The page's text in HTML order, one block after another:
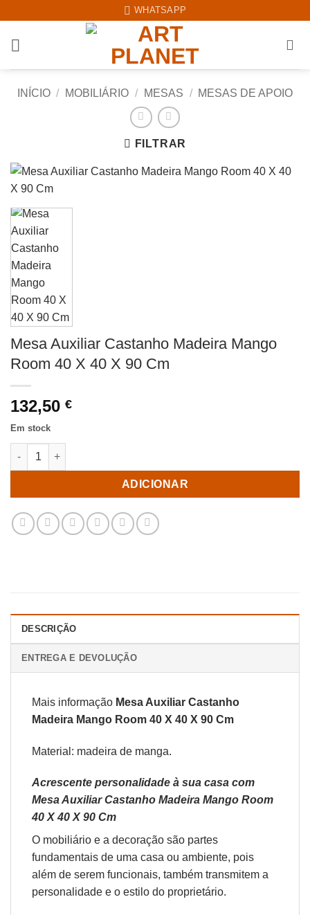
content
WHATSAPP
INÍCIO / MOBILIÁRIO / MESAS / MESAS DE APOIO
FILTRAR
Mesa Auxiliar Castanho Madeira Mango
Room 40 X 40 X 90 Cm
132,50 €
Em stock
Quantidade de Mesa Auxiliar Castanho Madeira Mango Room
ADICIONAR
DESCRIÇÃO
ENTREGA E DEVOLUÇÃO
Mais informação Mesa Auxiliar Castanho
Madeira Mango Room 40 X 40 X 90 Cm
Material: madeira de manga.
Acrescente personalidade à sua casa com
Mesa Auxiliar Castanho Madeira Mango Room
40 X 40 X 90 Cm
O mobiliário e a decoração são partes
fundamentais de uma casa ou ambiente, pois
além de serem funcionais, também transmitem a
personalidade e o estilo do proprietário.